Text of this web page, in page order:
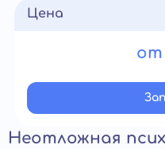
Цена
от
Неотложная